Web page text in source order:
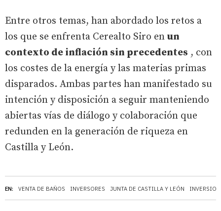
EN: VENTA DE BAÑOS INVERSORES JUNTA DE CASTILLA Y LEÓN
Entre otros temas, han abordado los retos a
los que se enfrenta Cerealto Siro en un
contexto de inflación sin precedentes , con
los costes de la energía y las materias primas
disparados. Ambas partes han manifestado su
intención y disposición a seguir manteniendo
abiertas vías de diálogo y colaboración que
redunden en la generación de riqueza en
Castilla y León.